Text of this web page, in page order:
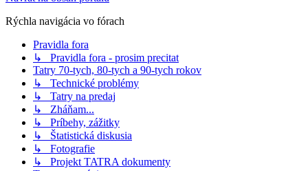
Rýchla navigácia vo fórach
Pravidla fora
↳ Pravidla fora - prosim precitat
Tatry 70-tych, 80-tych a 90-tych rokov
↳ Technické problémy
↳ Tatry na predaj
↳ Zháňam...
↳ Príbehy, zážitky
↳ Štatistická diskusia
↳ Fotografie
↳ Projekt TATRA dokumenty